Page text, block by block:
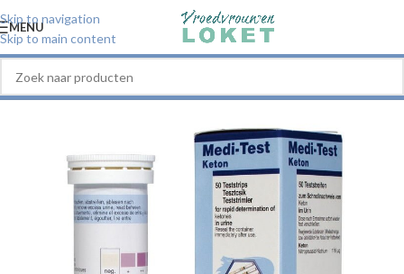
Skip to navigation
Skip to main content
MENU